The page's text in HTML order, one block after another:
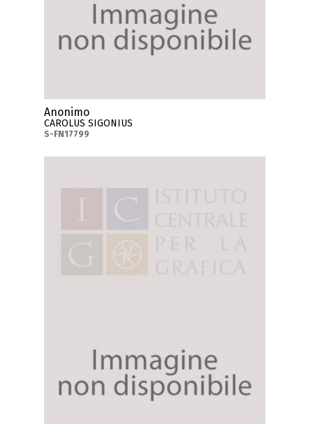
Anonimo
CAROLUS SIGONIUS
S-FN17799